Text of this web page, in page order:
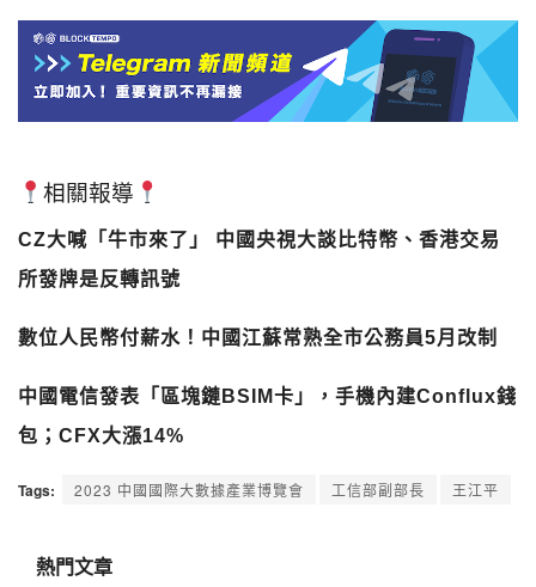
相關報導
CZ大喊「牛市來了」 中國央視大談比特幣、香港交易
所發牌是反轉訊號
數位人民幣付薪水！中國江蘇常熟全市公務員5月改制
中國電信發表「區塊鏈BSIM卡」，手機內建Conflux錢
包；CFX大漲14%
Tags: 2023 中國國際大數據產業博覽會 工信部副部長 王江平
熱門文章